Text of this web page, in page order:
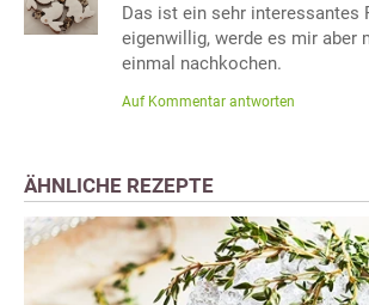
Das ist ein sehr interessantes
eigenwillig, werde es mir aber
einmal nachkochen.
Auf Kommentar antworten
ÄHNLICHE REZEPTE